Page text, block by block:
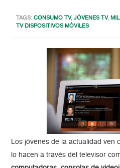
TAGS:CONSUMO TV,JÓVENES TV,
TV DISPOSITIVOS MÓVILES
Los jóvenes de la actualidad ven
lo hacen a través del televisor